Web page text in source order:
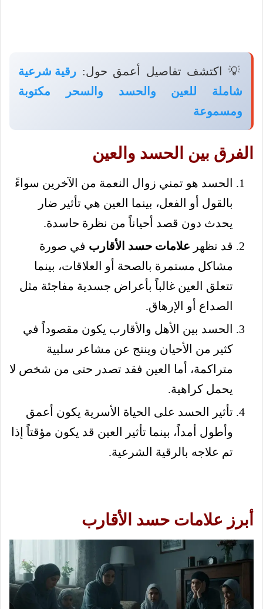
💡 اكتشف تفاصيل أعمق حول: رقية شرعية
شاملة للعين والحسد والسحر مكتوبة
ومسموعة
الفرق بين الحسد والعين
الحسد هو تمني زوال النعمة من الآخرين سواءً
بالقول أو الفعل، بينما العين هي تأثير ضار
يحدث دون قصد أحياناً من نظرة حاسدة.
قد تظهر علامات حسد الأقارب في صورة
مشاكل مستمرة بالصحة أو العلاقات، بينما
تتعلق العين غالباً بأعراض جسدية مفاجئة مثل
الصداع أو الإرهاق.
الحسد بين الأهل والأقارب يكون مقصوداً في
كثير من الأحيان وينتج عن مشاعر سلبية
متراكمة، أما العين فقد تصدر حتى من شخص لا
يحمل كراهية.
تأثير الحسد على الحياة الأسرية يكون أعمق
وأطول أمداً، بينما تأثير العين قد يكون مؤقتاً إذا
تم علاجه بالرقية الشرعية.
أبرز علامات حسد الأقارب